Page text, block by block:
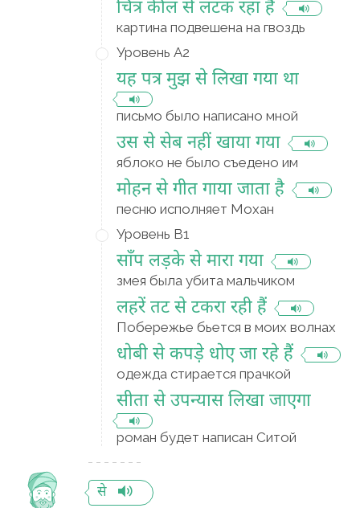
चित्र कील से लटक रहा है
картина подвешена на гвоздь
Уровень A2
यह पत्र मुझ से लिखा गया था
письмо было написано мной
उस से सेब नहीं खाया गया
яблоко не было съедено им
मोहन से गीत गाया जाता है
песню исполняет Мохан
Уровень B1
साँप लड़के से मारा गया
змея была убита мальчиком
लहरें तट से टकरा रही हैं
Побережье бьется в моих волнах
धोबी से कपड़े धोए जा रहे हैं
одежда стирается прачкой
सीता से उपन्यास लिखा जाएगा
роман будет написан Ситой
से